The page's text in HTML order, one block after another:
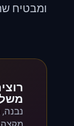
ומבטיח